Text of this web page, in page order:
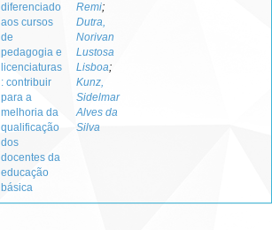
diferenciado
aos cursos
de
pedagogia e
licenciaturas
: contribuir
para a
melhoria da
qualificação
dos
docentes da
educação
básica
Remi;
Dutra,
Norivan
Lustosa
Lisboa;
Kunz,
Sidelmar
Alves da
Silva